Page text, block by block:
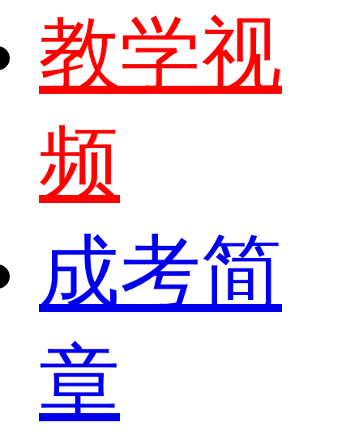
教学视
频
成考简
章